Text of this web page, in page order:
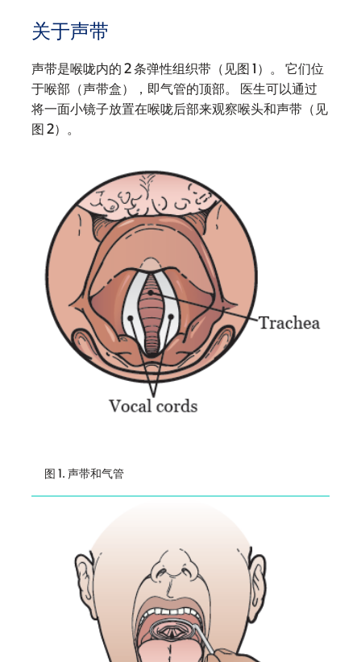
关于声带
声带是喉咙内的 2 条弹性组织带（见图 1）。 它们位
于喉部（声带盒），即气管的顶部。 医生可以通过
将一面小镜子放置在喉咙后部来观察喉头和声带（见
图 2）。
图 1. 声带和气管